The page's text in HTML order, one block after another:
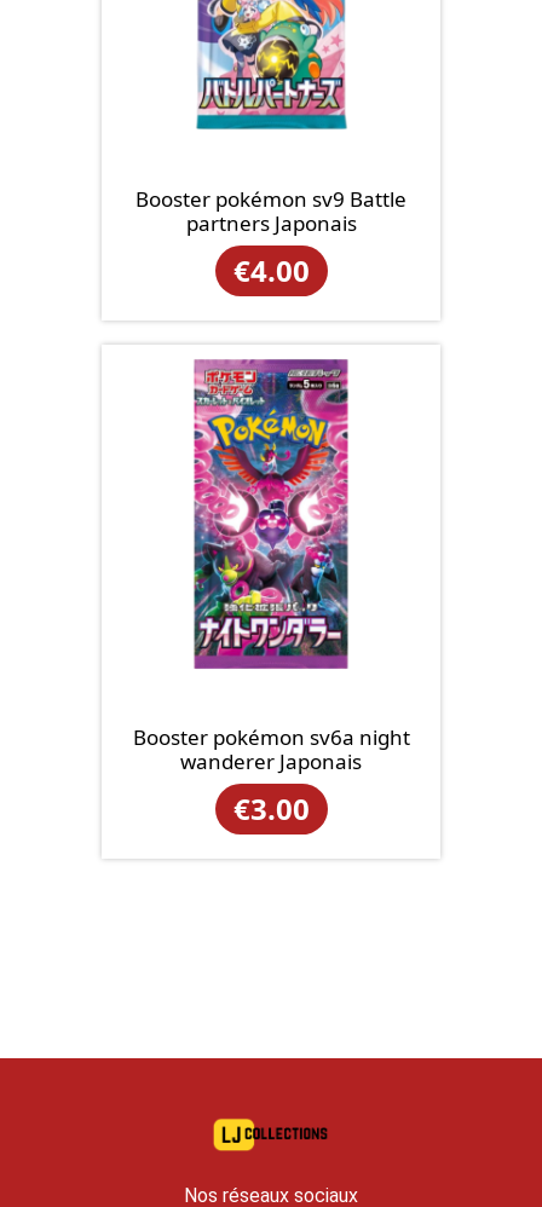
Booster pokémon sv9 Battle
partners Japonais
€4.00
Booster pokémon sv6a night
wanderer Japonais
€3.00
Nos réseaux sociaux